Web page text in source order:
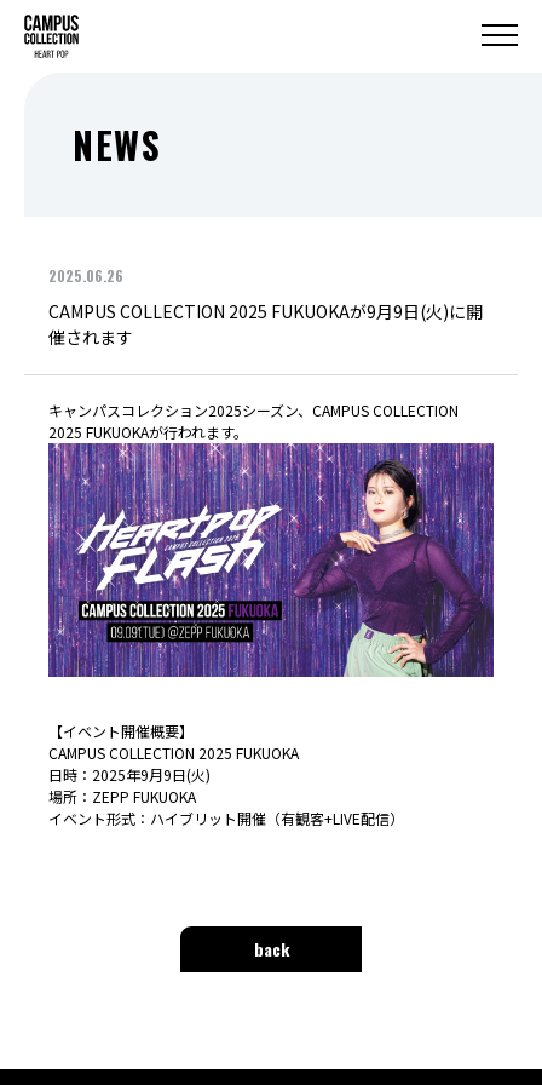
NEWS
2025.06.26
CAMPUS COLLECTION 2025 FUKUOKAが9月9日(火)に開
催されます
キャンパスコレクション2025シーズン、CAMPUS COLLECTION
2025 FUKUOKAが行われます。
【イベント開催概要】
CAMPUS COLLECTION 2025 FUKUOKA
日時：2025年9月9日(火)
場所：ZEPP FUKUOKA
イベント形式：ハイブリット開催（有観客+LIVE配信）
back